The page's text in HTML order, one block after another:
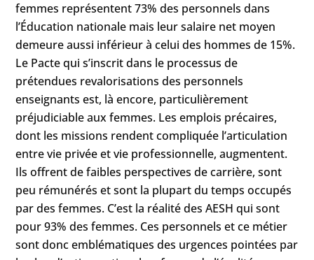
femmes représentent 73% des personnels dans
l’Éducation nationale mais leur salaire net moyen
demeure aussi inférieur à celui des hommes de 15%.
Le Pacte qui s’inscrit dans le processus de
prétendues revalorisations des personnels
enseignants est, là encore, particulièrement
préjudiciable aux femmes. Les emplois précaires,
dont les missions rendent compliquée l’articulation
entre vie privée et vie professionnelle, augmentent.
Ils offrent de faibles perspectives de carrière, sont
peu rémunérés et sont la plupart du temps occupés
par des femmes. C’est la réalité des AESH qui sont
pour 93% des femmes. Ces personnels et ce métier
sont donc emblématiques des urgences pointées par